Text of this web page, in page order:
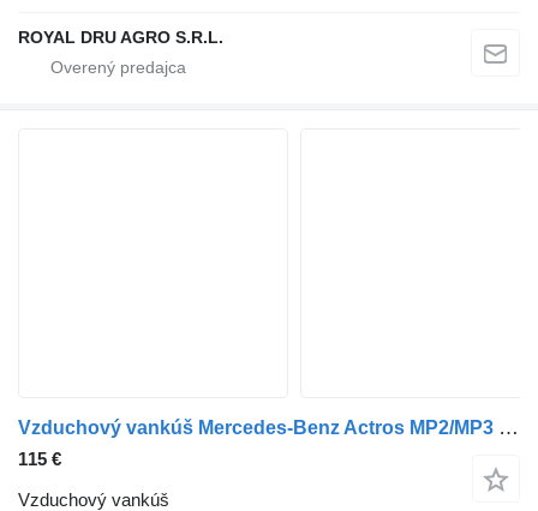
ROYAL DRU AGRO S.R.L.
Vzduchový vankúš Mercedes-Benz Actros MP2/MP3 (01.02-12.14) A9423204321 na nákladného auta Mercedes-Benz Actros, Axor MP1, MP2, MP3 (1996-2014)
115 €
Vzduchový vankúš